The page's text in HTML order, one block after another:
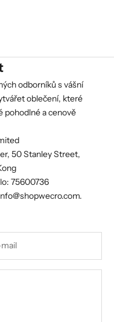
odborníků s vášní
oblečení, které
pohodlné a cenově
50 Stanley Street,
75600736
.